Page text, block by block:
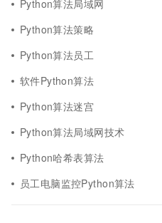
Python算法局域网
Python算法策略
Python算法员工
软件Python算法
Python算法迷宫
Python算法局域网技术
Python哈希表算法
员工电脑监控Python算法